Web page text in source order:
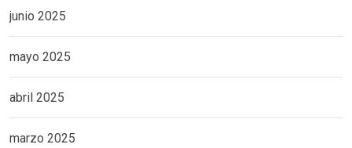
junio 2025
mayo 2025
abril 2025
marzo 2025